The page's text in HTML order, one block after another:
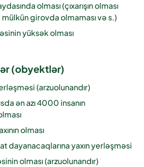
olması (çıxarışın olması
mülkün girovda olmaması və s.)
yüksək olması
(obyektlər)
(arzuolunandır)
ən azı 4000 insanın
olması
dayanacaqlarına yaxın yerləşməsi
olması (arzuolunandır)